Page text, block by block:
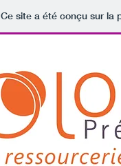
Ce site a été conçu sur la